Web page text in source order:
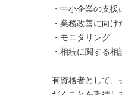
・中小企業の支
・業務改善に向
・モニタリング
・相続に関する
有資格者として、